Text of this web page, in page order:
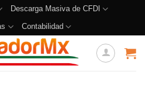
Descarga Masiva de CFDI
Contabilidad